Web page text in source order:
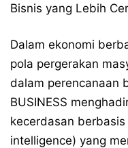
Bisnis yang Lebih
Dalam ekonomi
pola pergerakan
dalam perencanaan
BUSINESS
kecerdasan
intelligence) yang